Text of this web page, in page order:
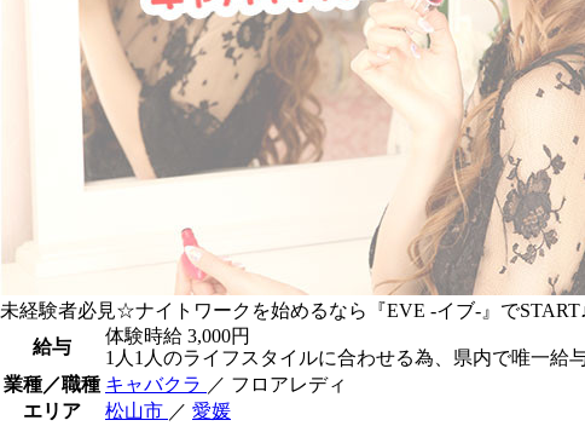
未経験者必見☆ナイトワークを始めるなら『EVE -イブ-』で
給与
体験時給 3,000円
1人1人のライフスタイルに合わせる為、県内で唯一給
業種／職種 キャバクラ ／ フロアレディ
エリア
松山市 ／ 愛媛